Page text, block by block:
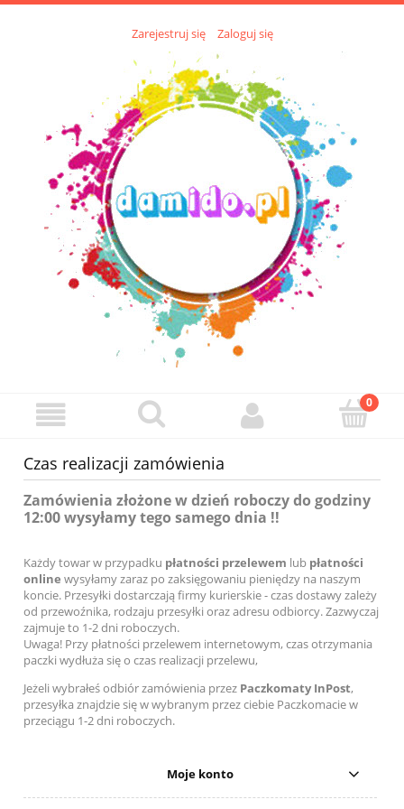
Zarejestruj się Zaloguj się
Czas realizacji zamówienia
Zamówienia złożone w dzień roboczy do godziny
12:00 wysyłamy tego samego dnia !!
Każdy towar w przypadku płatności przelewem lub płatności
online wysyłamy zaraz po zaksięgowaniu pieniędzy na naszym
koncie. Przesyłki dostarczają firmy kurierskie - czas dostawy zależy
od przewoźnika, rodzaju przesyłki oraz adresu odbiorcy. Zazwyczaj
zajmuje to 1-2 dni roboczych.
Uwaga! Przy płatności przelewem internetowym, czas otrzymania
paczki wydłuża się o czas realizacji przelewu,
Jeżeli wybrałeś odbiór zamówienia przez Paczkomaty InPost,
przesyłka znajdzie się w wybranym przez ciebie Paczkomacie w
przeciągu 1-2 dni roboczych.
Moje konto